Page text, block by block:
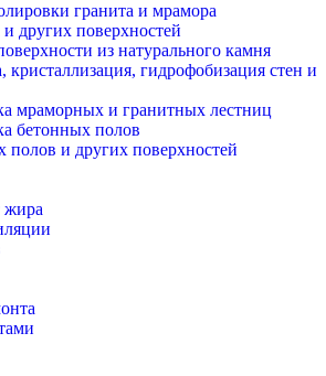
гранита и мрамора
других поверхностей
из натурального камня
гидрофобизация стен и
мраморных и гранитных лестниц
бетонных полов
и других поверхностей
жира